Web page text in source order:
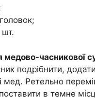
медово-часникової
подрібнити, додати
мед. Ретельно
в темне